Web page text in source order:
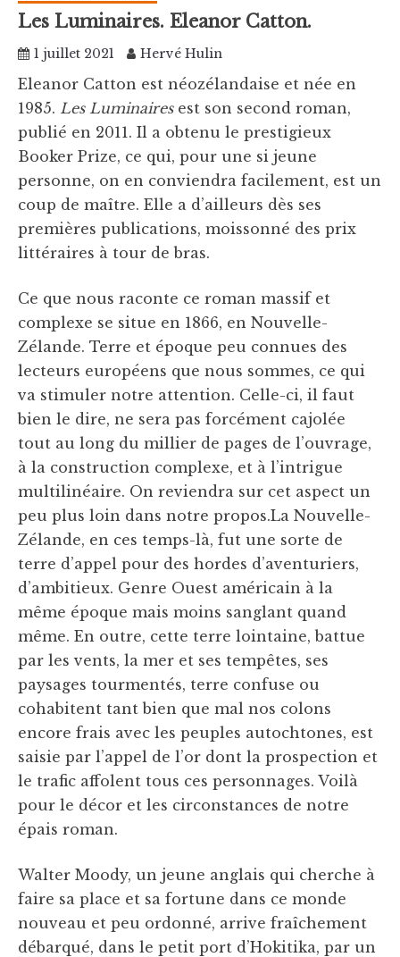
Les Luminaires. Eleanor Catton.
1 juillet 2021 Hervé Hulin
Eleanor Catton est néozélandaise et née en
1985. Les Luminairesest son second roman,
publié en 2011. Il a obtenu le prestigieux
Booker Prize, ce qui, pour une si jeune
personne, on en conviendra facilement, est un
coup de maître. Elle a d’ailleurs dès ses
premières publications, moissonné des prix
littéraires à tour de bras.
Ce que nous raconte ce roman massif et
complexe se situe en 1866, en Nouvelle-
Zélande. Terre et époque peu connues des
lecteurs européens que nous sommes, ce qui
va stimuler notre attention. Celle-ci, il faut
bien le dire, ne sera pas forcément cajolée
tout au long du millier de pages de l’ouvrage,
à la construction complexe, et à l’intrigue
multilinéaire. On reviendra sur cet aspect un
peu plus loin dans notre propos.La Nouvelle-
Zélande, en ces temps-là, fut une sorte de
terre d’appel pour des hordes d’aventuriers,
d’ambitieux. Genre Ouest américain à la
même époque mais moins sanglant quand
même. En outre, cette terre lointaine, battue
par les vents, la mer et ses tempêtes, ses
paysages tourmentés, terre confuse ou
cohabitent tant bien que mal nos colons
encore frais avec les peuples autochtones, est
saisie par l’appel de l’or dont la prospection et
le trafic affolent tous ces personnages. Voilà
pour le décor et les circonstances de notre
épais roman.
Walter Moody, un jeune anglais qui cherche à
faire sa place et sa fortune dans ce monde
nouveau et peu ordonné, arrive fraîchement
débarqué, dans le petit port d’Hokitika, par un